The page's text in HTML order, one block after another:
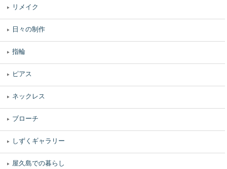
リメイク
日々の制作
指輪
ピアス
ネックレス
ブローチ
しずくギャラリー
屋久島での暮らし